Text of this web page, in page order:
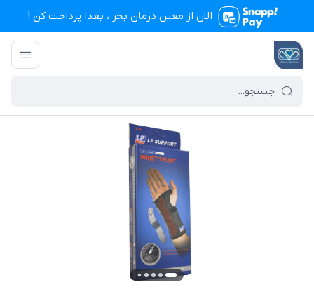
الان از معین درمان بخر ، بعدا پرداخت کن !
تجهیزات پزشکی معین درمان